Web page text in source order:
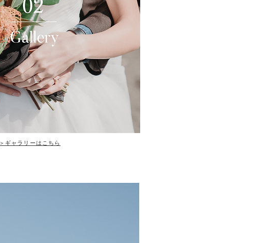
​＞ギャラリーはこちら